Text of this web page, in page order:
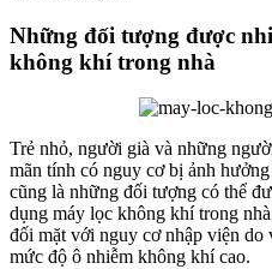
Những đối tượng được
không khí trong nhà
Trẻ nhỏ, người già và những
mãn tính có nguy cơ bị ảnh
cũng là những đối tượng có thể
dụng máy lọc không khí trong
đối mặt với nguy cơ nhập viện do
mức độ ô nhiễm không khí cao.